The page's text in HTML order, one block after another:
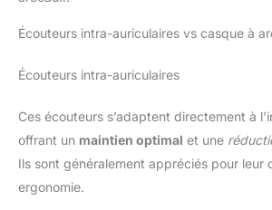
Écouteurs intra-auriculaires vs casque à
Écouteurs intra-auriculaires
Ces écouteurs s’adaptent directement à
offrant un maintien optimal et une
Ils sont généralement appréciés pour leur
ergonomie.